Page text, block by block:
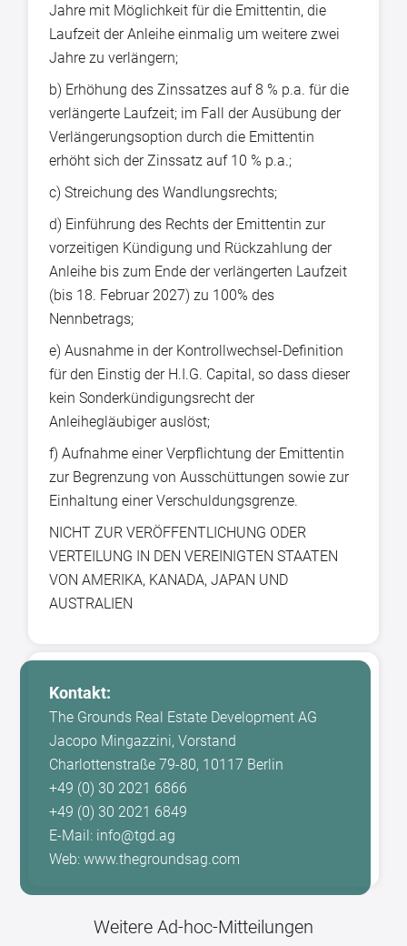
Jahre mit Möglichkeit für die Emittentin, die
Laufzeit der Anleihe einmalig um weitere zwei
Jahre zu verlängern;
b) Erhöhung des Zinssatzes auf 8 % p.a. für die
verlängerte Laufzeit; im Fall der Ausübung der
Verlängerungsoption durch die Emittentin
erhöht sich der Zinssatz auf 10 % p.a.;
c) Streichung des Wandlungsrechts;
d) Einführung des Rechts der Emittentin zur
vorzeitigen Kündigung und Rückzahlung der
Anleihe bis zum Ende der verlängerten Laufzeit
(bis 18. Februar 2027) zu 100% des
Nennbetrags;
e) Ausnahme in der Kontrollwechsel-Definition
für den Einstig der H.I.G. Capital, so dass dieser
kein Sonderkündigungsrecht der
Anleihegläubiger auslöst;
f) Aufnahme einer Verpflichtung der Emittentin
zur Begrenzung von Ausschüttungen sowie zur
Einhaltung einer Verschuldungsgrenze.
NICHT ZUR VERÖFFENTLICHUNG ODER
VERTEILUNG IN DEN VEREINIGTEN STAATEN
VON AMERIKA, KANADA, JAPAN UND
AUSTRALIEN
Kontakt:
The Grounds Real Estate Development AG
Jacopo Mingazzini, Vorstand
Charlottenstraße 79-80, 10117 Berlin
+49 (0) 30 2021 6866
+49 (0) 30 2021 6849
E-Mail: info@tgd.ag
Web: www.thegroundsag.com
Weitere Ad-hoc-Mitteilungen